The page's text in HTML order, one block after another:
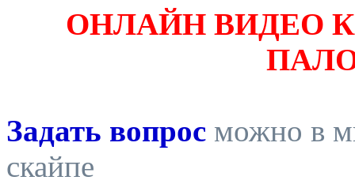
ОНЛАЙН ВИДЕО
Задать вопрос можно в
скайпе